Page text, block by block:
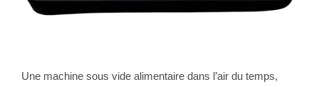
Une machine sous vide alimentaire dans l’air du temps,